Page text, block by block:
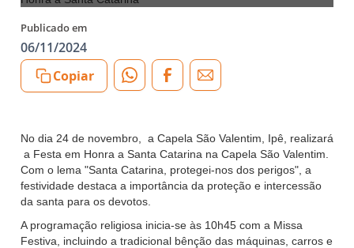
Publicado em
06/11/2024
Copiar
No dia 24 de novembro, a Capela São Valentim, Ipê, realizará
a Festa em Honra a Santa Catarina na Capela São Valentim.
Com o lema "Santa Catarina, protegei-nos dos perigos", a
festividade destaca a importância da proteção e intercessão
da santa para os devotos.
A programação religiosa inicia-se às 10h45 com a Missa
Festiva, incluindo a tradicional bênção das máquinas, carros e